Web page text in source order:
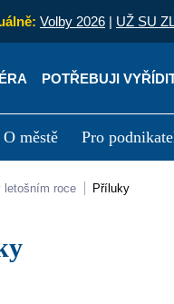
Volby 2026 | UŽ SU
POTŘEBUJI
O městě Pro
letošním roce Příluky